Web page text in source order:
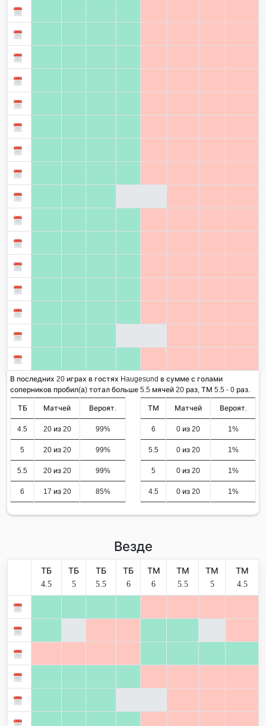
В последних 20 играх в гостях Haugesund в сумме с голами
соперников пробил(а) тотал больше 5.5 мячей 20 раз, ТМ 5.5 - 0 раз.
ТБ Матчей Вероят.
4.5 20 из 20 99%
5 20 из 20 99%
5.5 20 из 20 99%
6 17 из 20 85%
ТМ Матчей Вероят.
6 0 из 20 1%
5.5 0 из 20 1%
5 0 из 20 1%
4.5 0 из 20 1%
Везде
ТБ
4.5
ТБ
5
ТБ
5.5
ТБ
6
ТМ
6
ТМ
5.5
ТМ
5
ТМ
4.5